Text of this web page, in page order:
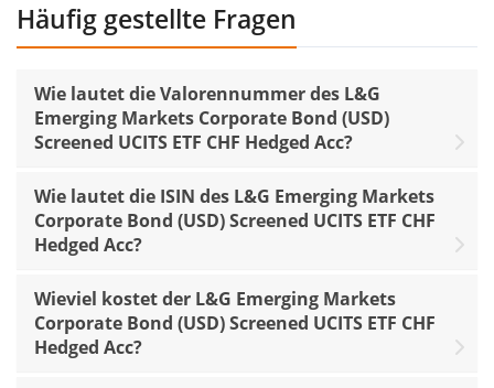
Häufig gestellte Fragen
Wie lautet die Valorennummer des L&G
Emerging Markets Corporate Bond (USD)
Screened UCITS ETF CHF Hedged Acc?
Wie lautet die ISIN des L&G Emerging Markets
Corporate Bond (USD) Screened UCITS ETF CHF
Hedged Acc?
Wieviel kostet der L&G Emerging Markets
Corporate Bond (USD) Screened UCITS ETF CHF
Hedged Acc?